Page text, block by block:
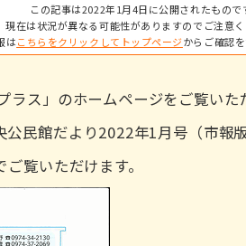
この記事は2022年1月4日に公開されたもので
現在は状況が異なる可能性がありますのでご注意く
はこちらをクリックしてトップページからご確認
ス」のホームページをご覧いた
公民館だより2022年1月号（市報
覧いただけます。